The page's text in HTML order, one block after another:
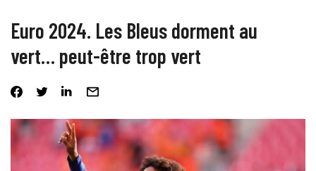
Euro 2024. Les Bleus dorment au
vert… peut-être trop vert